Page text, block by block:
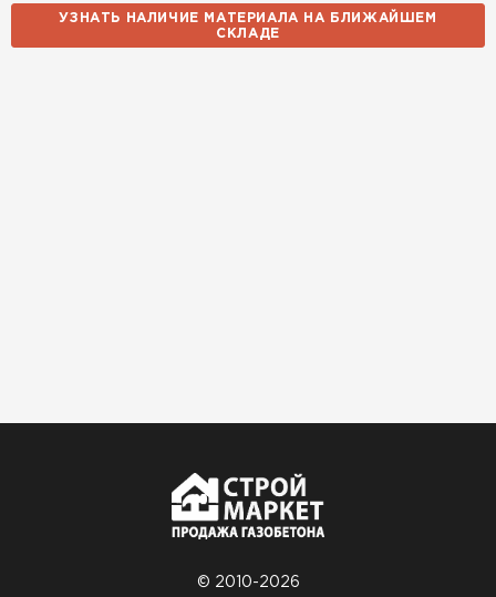
УЗНАТЬ НАЛИЧИЕ МАТЕРИАЛА НА БЛИЖАЙШЕМ
СКЛАДЕ
© 2010-2026